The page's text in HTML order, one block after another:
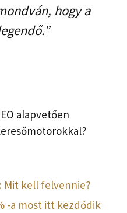
hogy a
alapvetően
Mit kell felvennie?
-a most itt kezdődik